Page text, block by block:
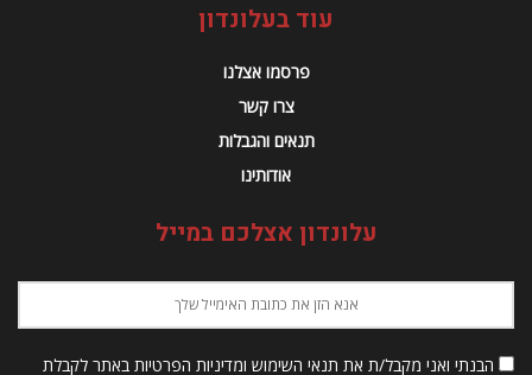
עוד בעלונדון
פרסמו אצלנו
צרו קשר
תנאים והגבלות
אודותינו
עלונדון אצלכם במייל
הבנתי ואני מקבל/ת את תנאי השימוש ומדיניות הפרטיות באתר לקבלת